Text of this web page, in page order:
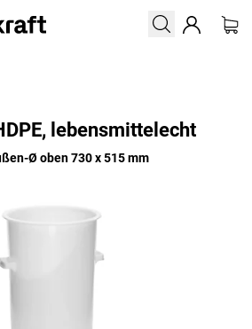
lebensmittelecht
Ø oben 730 x 515 mm